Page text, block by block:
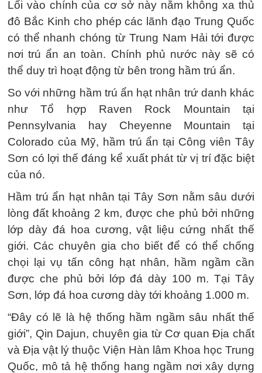
Lối vào chính của cơ sở này nằm không xa thủ
đô Bắc Kinh cho phép các lãnh đạo Trung Quốc
có thể nhanh chóng từ Trung Nam Hải tới được
nơi trú ẩn an toàn. Chính phủ nước này sẽ có
thể duy trì hoạt động từ bên trong hầm trú ẩn.
So với những hầm trú ẩn hạt nhân trứ danh khác
như Tổ hợp Raven Rock Mountain tại
Pennsylvania hay Cheyenne Mountain tại
Colorado của Mỹ, hầm trú ẩn tại Công viên Tây
Sơn có lợi thế đáng kể xuất phát từ vị trí đặc biệt
của nó.
Hầm trú ẩn hạt nhân tại Tây Sơn nằm sâu dưới
lòng đất khoảng 2 km, được che phủ bởi những
lớp dày đá hoa cương, vật liệu cứng nhất thế
giới. Các chuyên gia cho biết để có thể chống
chọi lại vụ tấn công hạt nhân, hầm ngầm cần
được che phủ bởi lớp đá dày 100 m. Tại Tây
Sơn, lớp đá hoa cương dày tới khoảng 1.000 m.
“Đây có lẽ là hệ thống hầm ngầm sâu nhất thế
giới”, Qin Dajun, chuyên gia từ Cơ quan Địa chất
và Địa vật lý thuộc Viện Hàn lâm Khoa học Trung
Quốc, mô tả hệ thống hang ngầm nơi xây dựng